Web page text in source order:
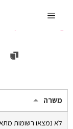
לתוכןMenu
משרות
משרה
לא נמצאו רשומות